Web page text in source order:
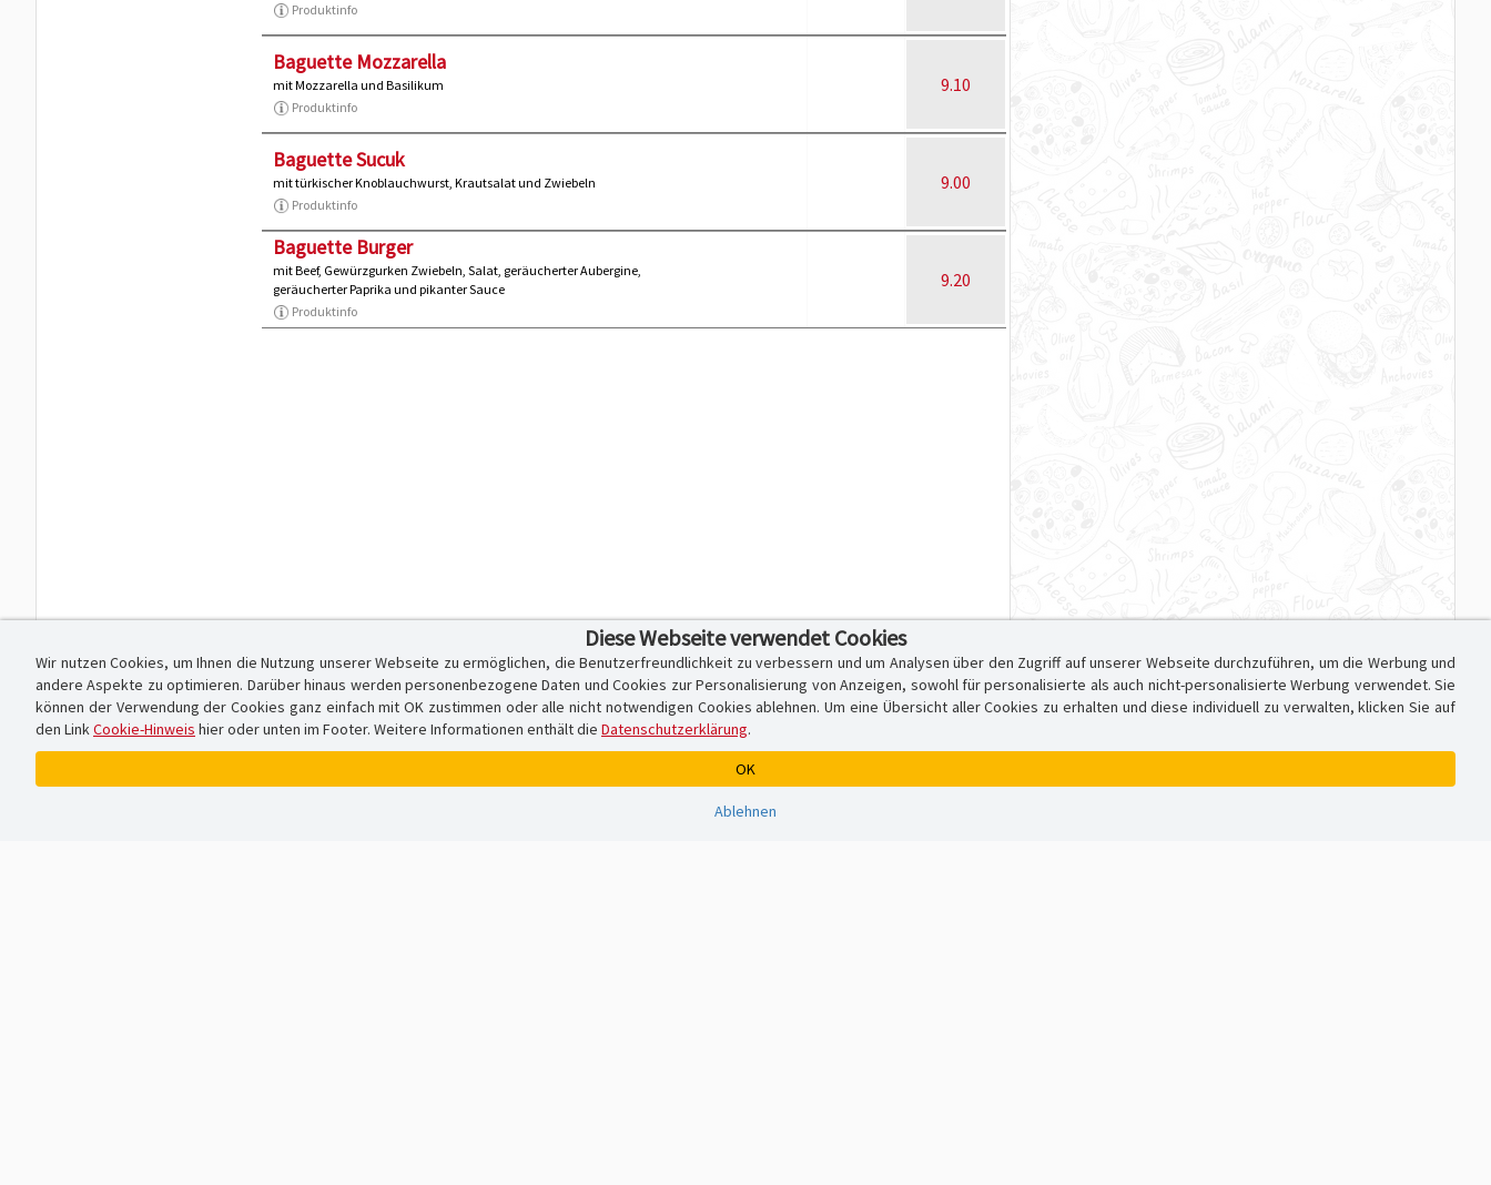
Produktinfo
Baguette Mozzarella
mit Mozzarella und Basilikum
Produktinfo
9.10
Baguette Sucuk
mit türkischer Knoblauchwurst, Krautsalat und Zwiebeln
Produktinfo
9.00
Baguette Burger
mit Beef, Gewürzgurken Zwiebeln, Salat, geräucherter Aubergine,
geräucherter Paprika und pikanter Sauce
Produktinfo
9.20
Diese Webseite verwendet Cookies
Wir nutzen Cookies, um Ihnen die Nutzung unserer Webseite zu ermöglichen, die Benutzerfreundlichkeit zu verbessern und um Analysen über den Zugriff auf unserer Webseite durchzuführen, um die Werbung und
andere Aspekte zu optimieren. Darüber hinaus werden personenbezogene Daten und Cookies zur Personalisierung von Anzeigen, sowohl für personalisierte als auch nicht-personalisierte Werbung verwendet. Sie
können der Verwendung der Cookies ganz einfach mit OK zustimmen oder alle nicht notwendigen Cookies ablehnen. Um eine Übersicht aller Cookies zu erhalten und diese individuell zu verwalten, klicken Sie auf
den LinkCookie-Hinweis hier oder unten im Footer. Weitere Informationen enthält die Datenschutzerklärung.
OK
Ablehnen